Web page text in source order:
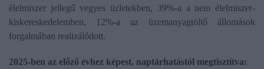
élelmiszer jellegű vegyes üzletekben, 39%-a a nem élelmiszer-
kiskereskedelemben, 12%-a az üzemanyagtöltő állomások
forgalmában realizálódott.
2025-ben az előző évhez képest, naptárhatástól megtisztítva: